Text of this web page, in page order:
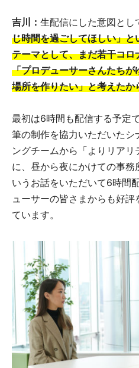
吉川： 生配信にした意図とし
じ時間を過ごしてほしい」
テーマとして、まだ若干コ
「プロデューサーさんたち
場所を作りたい」と考えたか
最初は6時間も配信する予定
筆の制作を協力いただいたシ
ングチームから「よりリア
に、昼から夜にかけての事務
いうお話をいただいて6時間
ューサーの皆さまからも好
ています。